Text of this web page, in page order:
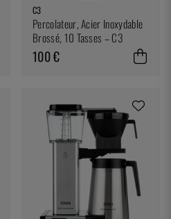
C3
Percolateur, Acier Inoxydable
Brossé, 10 Tasses – C3
100 €